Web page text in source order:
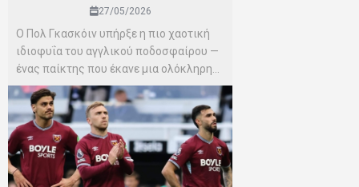
27/05/2026
Ο Πολ Γκασκόιν υπήρξε η πιο χαοτική
ιδιοφυΐα του αγγλικού ποδοσφαίρου —
ένας παίκτης που έκανε μια ολόκληρη...